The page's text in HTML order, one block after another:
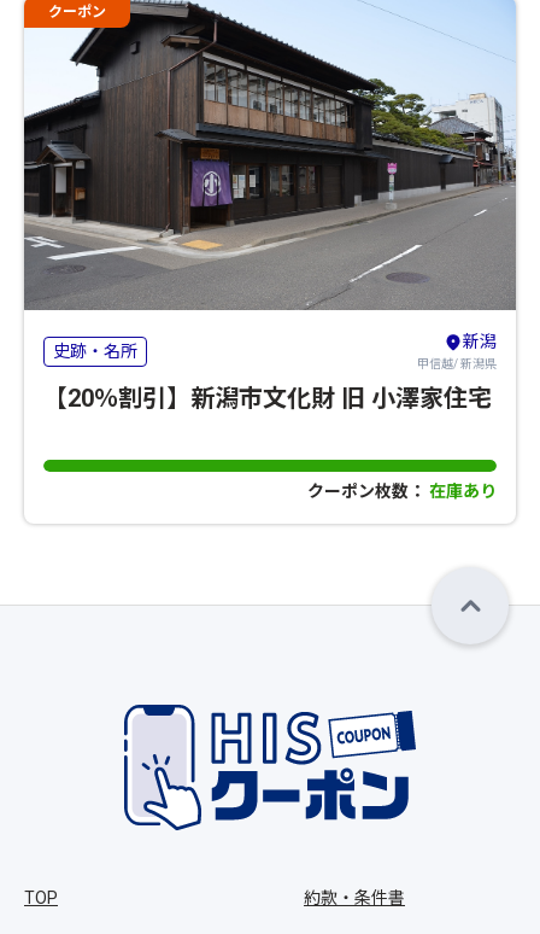
クーポン
史跡・名所 新潟
甲信越/ 新潟県
【20％割引】新潟市文化財 旧 小澤家住宅
クーポン枚数： 在庫あり
TOP 約款・条件書